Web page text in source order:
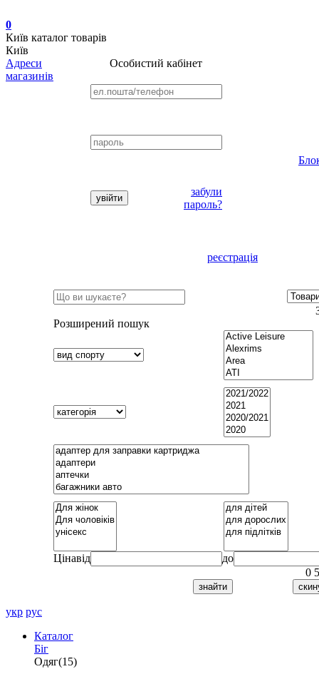
0
Київ каталог товарів
Київ
Адреси
магазинів
Особистий кабінет
забули
пароль?
реєстрація
Розширений пошук
Цінавід
до
0
укр рус
Каталог
Біг
Одяг(15)